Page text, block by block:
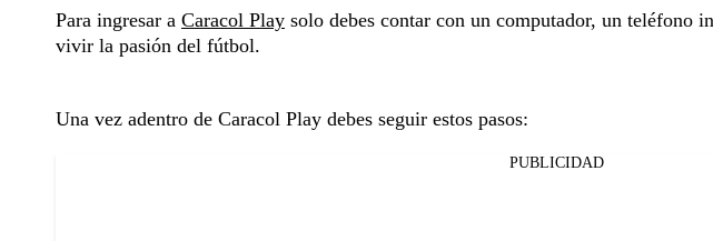
Para ingresar a Caracol Play solo debes contar con un computador, un teléfono
vivir la pasión del fútbol.
Una vez adentro de Caracol Play debes seguir estos pasos:
PUBLICIDAD